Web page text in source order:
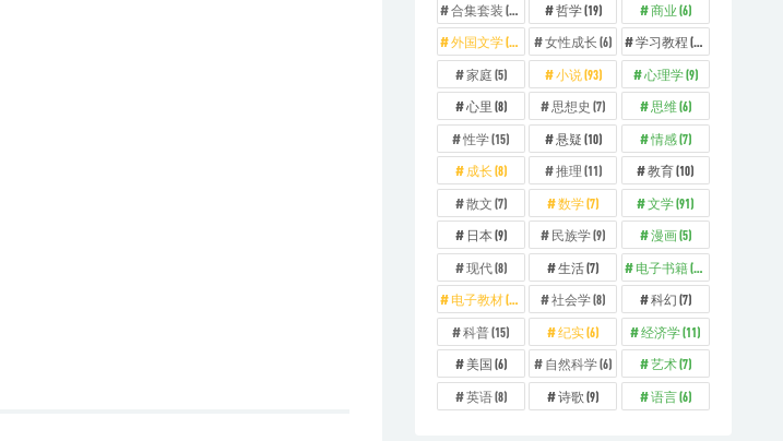
合集套装 (11) 哲学(19) 商业 (6)
外国文学(26) 女性成长 (6) 学习教程 (12)
家庭 (5) 小说(93) 心理学(9)
心里 (8) 思想史 (7) 思维(6)
性学(15) 悬疑 (10) 情感(7)
成长 (8) 推理 (11) 教育(10)
散文 (7) 数学(7) 文学(91)
日本(9) 民族学(9) 漫画(5)
现代(8) 生活(7) 电子书籍(329)
电子教材(73) 社会学(8) 科幻 (7)
科普(15) 纪实(6) 经济学(11)
美国 (6) 自然科学(6) 艺术(7)
英语(8) 诗歌 (9) 语言(6)